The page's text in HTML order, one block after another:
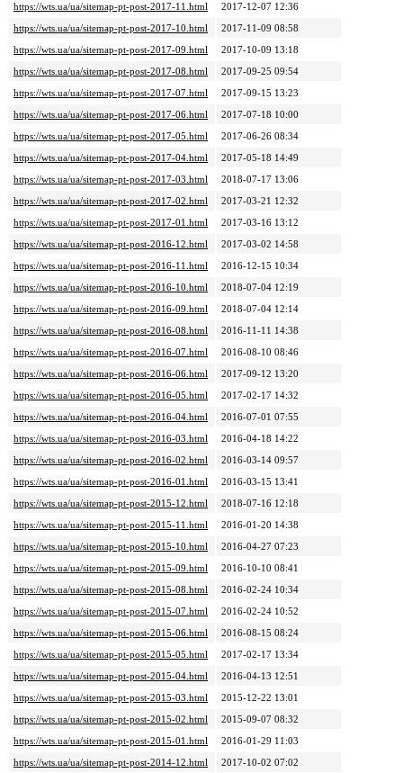
https://wts.ua/ua/sitemap-pt-post-2017-11.html
2017-12-07 12:36
https://wts.ua/ua/sitemap-pt-post-2017-10.html
2017-11-09 08:58
https://wts.ua/ua/sitemap-pt-post-2017-09.html
2017-10-09 13:18
https://wts.ua/ua/sitemap-pt-post-2017-08.html
2017-09-25 09:54
https://wts.ua/ua/sitemap-pt-post-2017-07.html
2017-09-15 13:23
https://wts.ua/ua/sitemap-pt-post-2017-06.html
2017-07-18 10:00
https://wts.ua/ua/sitemap-pt-post-2017-05.html
2017-06-26 08:34
https://wts.ua/ua/sitemap-pt-post-2017-04.html
2017-05-18 14:49
https://wts.ua/ua/sitemap-pt-post-2017-03.html
2018-07-17 13:06
https://wts.ua/ua/sitemap-pt-post-2017-02.html
2017-03-21 12:32
https://wts.ua/ua/sitemap-pt-post-2017-01.html
2017-03-16 13:12
https://wts.ua/ua/sitemap-pt-post-2016-12.html
2017-03-02 14:58
https://wts.ua/ua/sitemap-pt-post-2016-11.html
2016-12-15 10:34
https://wts.ua/ua/sitemap-pt-post-2016-10.html
2018-07-04 12:19
https://wts.ua/ua/sitemap-pt-post-2016-09.html
2018-07-04 12:14
https://wts.ua/ua/sitemap-pt-post-2016-08.html
2016-11-11 14:38
https://wts.ua/ua/sitemap-pt-post-2016-07.html
2016-08-10 08:46
https://wts.ua/ua/sitemap-pt-post-2016-06.html
2017-09-12 13:20
https://wts.ua/ua/sitemap-pt-post-2016-05.html
2017-02-17 14:32
https://wts.ua/ua/sitemap-pt-post-2016-04.html
2016-07-01 07:55
https://wts.ua/ua/sitemap-pt-post-2016-03.html
2016-04-18 14:22
https://wts.ua/ua/sitemap-pt-post-2016-02.html
2016-03-14 09:57
https://wts.ua/ua/sitemap-pt-post-2016-01.html
2016-03-15 13:41
https://wts.ua/ua/sitemap-pt-post-2015-12.html
2018-07-16 12:18
https://wts.ua/ua/sitemap-pt-post-2015-11.html
2016-01-20 14:38
https://wts.ua/ua/sitemap-pt-post-2015-10.html
2016-04-27 07:23
https://wts.ua/ua/sitemap-pt-post-2015-09.html
2016-10-10 08:41
https://wts.ua/ua/sitemap-pt-post-2015-08.html
2016-02-24 10:34
https://wts.ua/ua/sitemap-pt-post-2015-07.html
2016-02-24 10:52
https://wts.ua/ua/sitemap-pt-post-2015-06.html
2016-08-15 08:24
https://wts.ua/ua/sitemap-pt-post-2015-05.html
2017-02-17 13:34
https://wts.ua/ua/sitemap-pt-post-2015-04.html
2016-04-13 12:51
https://wts.ua/ua/sitemap-pt-post-2015-03.html
2015-12-22 13:01
https://wts.ua/ua/sitemap-pt-post-2015-02.html
2015-09-07 08:32
https://wts.ua/ua/sitemap-pt-post-2015-01.html
2016-01-29 11:03
https://wts.ua/ua/sitemap-pt-post-2014-12.html
2017-10-02 07:02